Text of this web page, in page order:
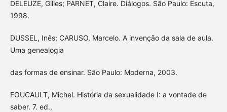
DELEUZE, Gilles; PARNET, Claire. Diálogos. São Paulo: Escuta,
1998.
DUSSEL, Inês; CARUSO, Marcelo. A invenção da sala de aula.
Uma genealogia
das formas de ensinar. São Paulo: Moderna, 2003.
FOUCAULT, Michel. História da sexualidade I: a vontade de
saber. 7. ed.,